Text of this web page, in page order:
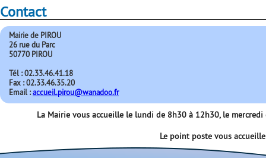
Contact
Mairie de PIROU
26 rue du Parc
50770 PIROU
Tél : 02.33.46.41.18
Fax : 02.33.46.35.20
Email :accueil.pirou@wanadoo.fr
La Mairie vous accueille le lundi de 8h30 à 12h30, le
Le point poste vous